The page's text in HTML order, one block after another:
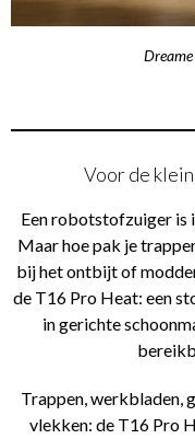
Voor de
Een robotstofzuiger is
Maar hoe pak je
bij het ontbijt of
de T16 Pro Heat: een
in gerichte
Trappen, werkbladen,
vlekken: de T16 Pro